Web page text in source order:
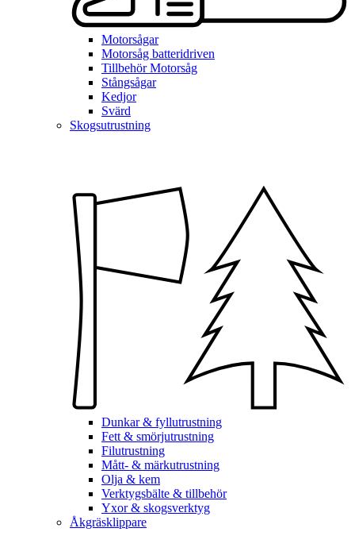
Motorsågar
Motorsåg batteridriven
Tillbehör Motorsåg
Stångsågar
Kedjor
Svärd
Skogsutrustning
Dunkar & fyllutrustning
Fett & smörjutrustning
Filutrustning
Mått- & märkutrustning
Olja & kem
Verktygsbälte & tillbehör
Yxor & skogsverktyg
Åkgräsklippare